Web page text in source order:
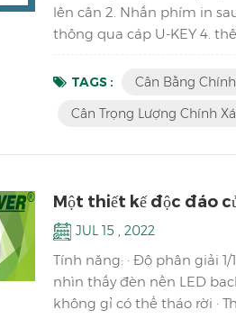
lên cân 2. Nhấn phím in
thông qua cáp U-KEY 4.
JBS-S 0,1mg là gì? 1.
TAGS : Cân Bằng
Cân Trọng Lượng Chính
Một thiết kế độc đáo
JUL 15 , 2022
Tính năng: · Độ phân giải
nhìn thấy đèn nền LED
không gỉ có thể tháo rời ·